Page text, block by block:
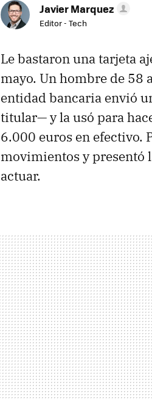
Javier Marquez
Editor - Tech
Le bastaron una tarjeta
mayo. Un hombre de 58
entidad bancaria envió
titular— y la usó para
6.000 euros en efectivo.
movimientos y presentó
actuar.